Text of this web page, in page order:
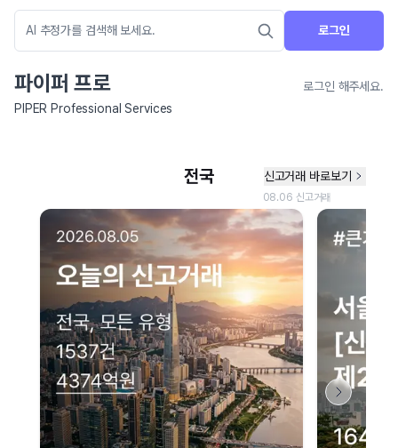
로그인
파이퍼 프로
로그인 해주세요.
PIPER Professional Services
네이버 지도 연결 안내
현재 네이버 지도 연결이 원활하지 않아 지도를 불러올 수 없습니다.
이용에 불편을 드려 죄송합니다.
다시 시도